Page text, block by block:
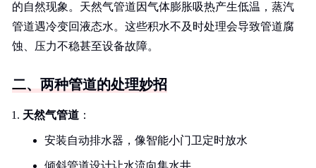
的自然现象。天然气管道因气体膨胀吸热产生低温，蒸汽
管道遇冷变回液态水。这些积水不及时处理会导致管道腐
蚀、压力不稳甚至设备故障。
二、两种管道的处理妙招
天然气管道 ：
安装自动排水器，像智能小门卫定时放水
倾斜管道设计让水流向集水井